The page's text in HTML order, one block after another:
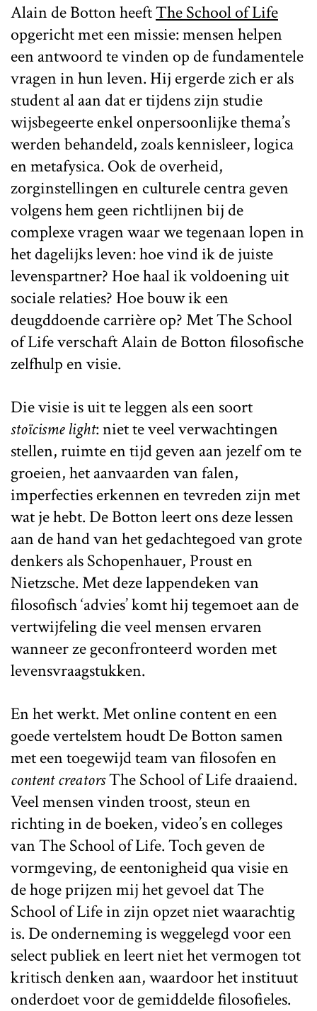
Alain de Botton heeftThe School of Life
opgericht met een missie: mensen helpen
een antwoord te vinden op de fundamentele
vragen in hun leven. Hij ergerde zich er als
student al aan dat er tijdens zijn studie
wijsbegeerte enkel onpersoonlijke thema’s
werden behandeld, zoals kennisleer, logica
en metafysica. Ook de overheid,
zorginstellingen en culturele centra geven
volgens hem geen richtlijnen bij de
complexe vragen waar we tegenaan lopen in
het dagelijks leven: hoe vind ik de juiste
levenspartner? Hoe haal ik voldoening uit
sociale relaties? Hoe bouw ik een
deugddoende carrière op? Met The School
of Life verschaft Alain de Botton filosofische
zelfhulp en visie.
Die visie is uit te leggen als een soort
stoïcisme light: niet te veel verwachtingen
stellen, ruimte en tijd geven aan jezelf om te
groeien, het aanvaarden van falen,
imperfecties erkennen en tevreden zijn met
wat je hebt. De Botton leert ons deze lessen
aan de hand van het gedachtegoed van grote
denkers als Schopenhauer, Proust en
Nietzsche. Met deze lappendeken van
filosofisch ‘advies’ komt hij tegemoet aan de
vertwijfeling die veel mensen ervaren
wanneer ze geconfronteerd worden met
levensvraagstukken.
En het werkt. Met online content en een
goede vertelstem houdt De Botton samen
met een toegewijd team van filosofen en
content creatorsThe School of Life draaiend.
Veel mensen vinden troost, steun en
richting in de boeken, video’s en colleges
van The School of Life. Toch geven de
vormgeving, de eentonigheid qua visie en
de hoge prijzen mij het gevoel dat The
School of Life in zijn opzet niet waarachtig
is. De onderneming is weggelegd voor een
select publiek en leert niet het vermogen tot
kritisch denken aan, waardoor het instituut
onderdoet voor de gemiddelde filosofieles.